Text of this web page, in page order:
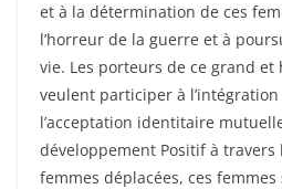
et à la détermination de ces
l’horreur de la guerre et à
vie. Les porteurs de ce grand
veulent participer à
l’acceptation identitaire
développement Positif à travers
femmes déplacées, ces